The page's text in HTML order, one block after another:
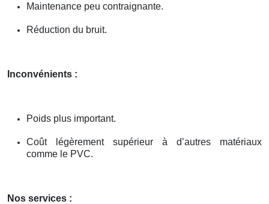
Maintenance peu contraignante.
Réduction du bruit.
Inconvénients :
Poids plus important.
Coût légèrement supérieur à d’autres matériaux
comme le PVC.
Nos services :